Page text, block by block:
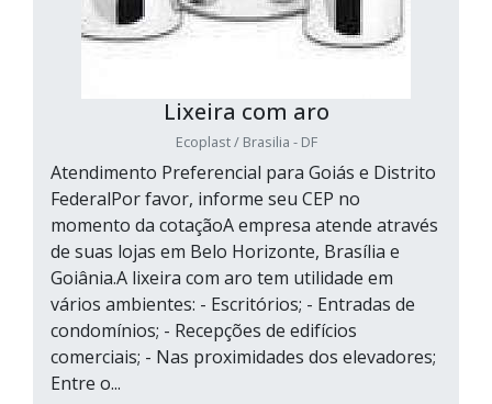
Lixeira com aro
Ecoplast / Brasilia - DF
Atendimento Preferencial para Goiás e Distrito
FederalPor favor, informe seu CEP no
momento da cotaçãoA empresa atende através
de suas lojas em Belo Horizonte, Brasília e
Goiânia.A lixeira com aro tem utilidade em
vários ambientes: - Escritórios; - Entradas de
condomínios; - Recepções de edifícios
comerciais; - Nas proximidades dos elevadores;
Entre o...